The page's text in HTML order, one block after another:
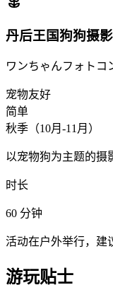
丹后王国狗狗摄
ワンちゃんフォトコ
宠物友好
简单
秋季（10月-11月）
以宠物狗为主题的摄
时长
60 分钟
活动在户外举行，建
游玩贴士